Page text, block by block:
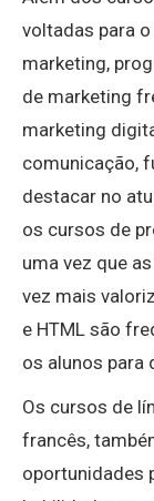
voltadas para
marketing,
de marketing
marketing
comunicação,
destacar no
os cursos de
uma vez que
vez mais
e HTML são
os alunos para
Os cursos de
francês,
oportunidades